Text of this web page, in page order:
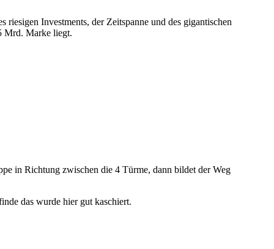
Investments, der Zeitspanne und des gigantischen
Mrd. Marke liegt.
in Richtung zwischen die 4 Türme, dann bildet der Weg
das wurde hier gut kaschiert.